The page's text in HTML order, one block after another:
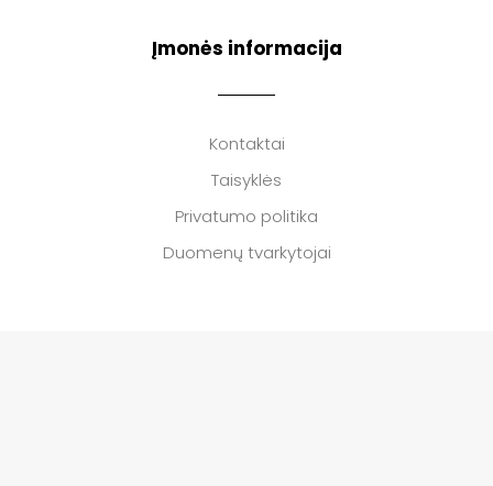
Įmonės informacija
Kontaktai
Taisyklės
Privatumo politika
Duomenų tvarkytojai